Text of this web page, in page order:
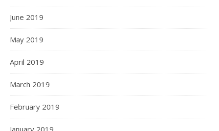
June 2019
May 2019
April 2019
March 2019
February 2019
January 2019